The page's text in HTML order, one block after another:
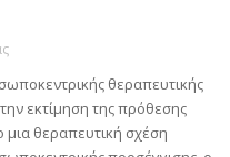
θεραπευτικής
εκτίμηση της πρόθεσης
θεραπευτική σχέση